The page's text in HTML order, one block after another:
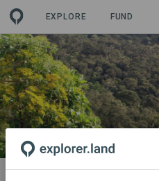
EXPLORE FUND
PROJECT